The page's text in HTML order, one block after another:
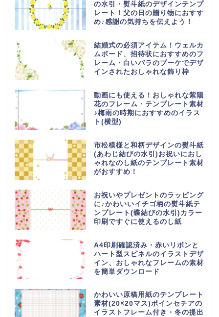
の水引・熨斗紙のデザインテンプ
レート！父の日の贈り物におすす
め♪感謝の気持ちを伝えよう！
結婚式の必須アイテム！ウェルカ
ムボード、招待状におすすめのフ
レーム・白いバラのブーケでデザ
インされたおしゃれな飾り枠
動画にも使える！おしゃれな紫陽
花のフレーム・テンプレート素材
♪梅雨の時期におすすめのイラス
ト(横型)
市松模様と和柄デザインの熨斗紙
(あわじ結びの水引)お祝いにおし
ゃれなのし紙のテンプレート素材
がおすすめ！
お祝いやプレゼントのラッピング
に♪かわいいイチゴ柄の熨斗紙テ
ンプレート(蝶結びの水引)カラー
印刷ですぐに使えるのし紙
A4印刷確認済み・赤いリボンと
ハート型スピネルのイラストデザ
イン、おしゃれなフレームの素材
を簡単ダウンロード
かわいい原稿用紙のテンプレート
素材(20×20マス)ポインセチアの
イラストフレーム付き・冬の提出